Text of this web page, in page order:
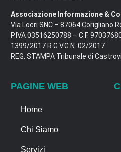
Associazione Informazione &
Via Locri SNC – 87064 Corigliano
P.IVA 03516250788 – C.F.
1399/2017 R.G.V.G.N. 02/2017
REG. STAMPA Tribunale di
PAGINE WEB
Home
Chi Siamo
Servizi